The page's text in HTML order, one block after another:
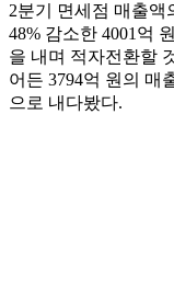
2분기 면세점 매출액
48% 감소한 4001억
을 내며 적자전환할
어든 3794억 원의 매
으로 내다봤다.